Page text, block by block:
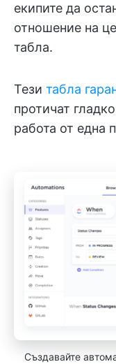
екипите да
отношение на
табла.
Тези табла
протичат
работа от една
Създавайте